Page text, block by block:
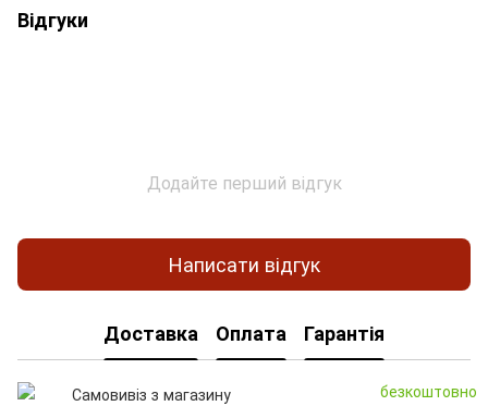
Відгуки
Додайте перший відгук
Написати відгук
Доставка Оплата Гарантія
Самовивіз з магазину
безкоштовно